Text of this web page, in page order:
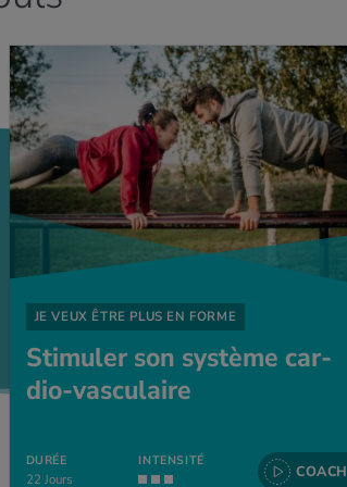
JE VEUX ÊTRE PLUS EN FORME
Sti­mu­ler son sys­tème car­
dio-vas­cu­laire
DURÉE
22 Jours
INTENSITÉ
COACH